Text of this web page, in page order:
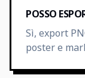
POSSO
Sì, export
poster e